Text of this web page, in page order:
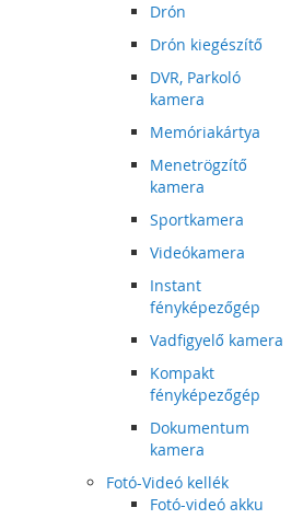
Drón
Drón kiegészítő
DVR, Parkoló
kamera
Memóriakártya
Menetrögzítő
kamera
Sportkamera
Videókamera
Instant
fényképezőgép
Vadfigyelő kamera
Kompakt
fényképezőgép
Dokumentum
kamera
Fotó-Videó kellék
Fotó-videó akku